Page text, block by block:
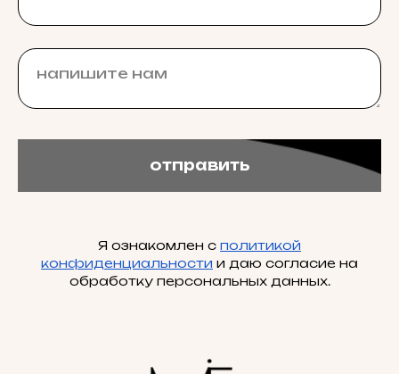
отправить
Я ознакомлен с политикой
конфиденциальности и даю согласие на
обработку персональных данных.